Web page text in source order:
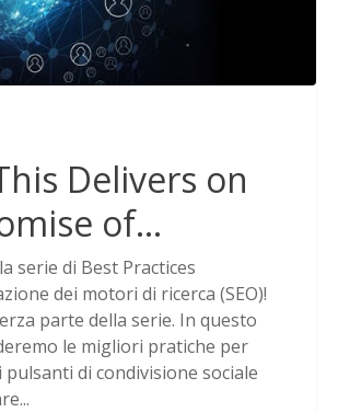
Delivers on
of
Data
serie di Best Practices
dei motori di ricerca (SEO)!
parte della serie. In questo
le migliori pratiche per
di condivisione sociale